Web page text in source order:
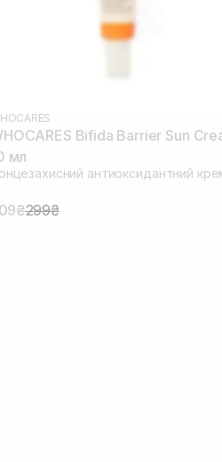
Bifida Barrier Sun
мл
антиоксидантний
299₴